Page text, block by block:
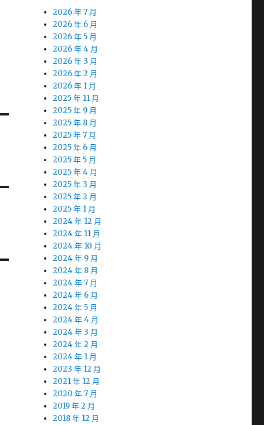
2026 年 7 月
2026 年 6 月
2026 年 5 月
2026 年 4 月
2026 年 3 月
2026 年 2 月
2026 年 1 月
2025 年 11 月
2025 年 9 月
2025 年 8 月
2025 年 7 月
2025 年 6 月
2025 年 5 月
2025 年 4 月
2025 年 3 月
2025 年 2 月
2025 年 1 月
2024 年 12 月
2024 年 11 月
2024 年 10 月
2024 年 9 月
2024 年 8 月
2024 年 7 月
2024 年 6 月
2024 年 5 月
2024 年 4 月
2024 年 3 月
2024 年 2 月
2024 年 1 月
2023 年 12 月
2021 年 12 月
2020 年 7 月
2019 年 2 月
2018 年 12 月